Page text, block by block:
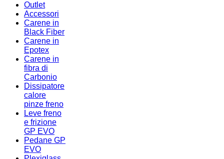
Outlet
Accessori
Carene in
Black Fiber
Carene in
Epotex
Carene in
fibra di
Carbonio
Dissipatore
calore
pinze freno
Leve freno
e frizione
GP EVO
Pedane GP
EVO